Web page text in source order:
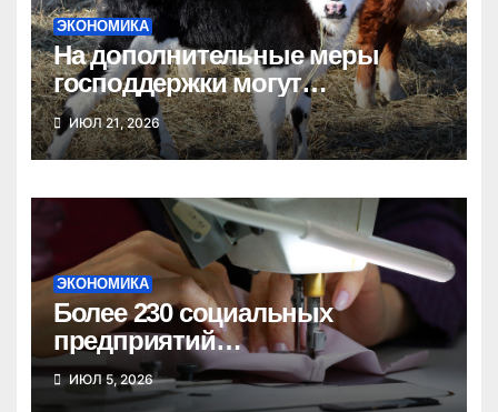
ЭКОНОМИКА
На дополнительные меры
господдержки могут
рассчитывать новосибирские
фермеры
ИЮЛ 21, 2026
ЭКОНОМИКА
Более 230 социальных
предприятий
зарегистрировано в
Новосибирской области
ИЮЛ 5, 2026